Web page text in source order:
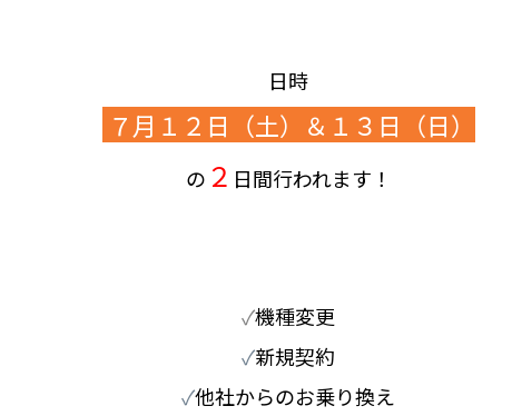
日時
７月１２日（土）＆１３日（日）
の ２ 日間行われます！
✓機種変更
✓新規契約
✓他社からのお乗り換え